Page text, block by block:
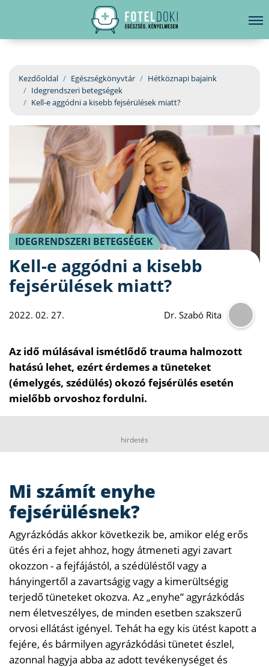
EGÉSZSÉGKÖNYVTÁR
BETEGSÉGKALAUZ
ÜGYELETKERESŐ
ORVOS VÁLASZOL
ORVOSKERESŐ
hirdetés
Kezdőoldal Egészségkönyvtár
Hétköznapi bajaink
Idegrendszeri betegségek
Kell-e aggódni a kisebb fejsérülések miatt?
IDEGRENDSZERI BETEGSÉGEK
Kell-e aggódni a kisebb
fejsérülések miatt?
2022. 02. 27. Dr. Szabó Rita
Az idő múlásával ismétlődő trauma halmozott
hatású lehet, ezért érdemes a tüneteket
(émelygés, szédülés) okozó fejsérülés esetén
mielőbb orvoshoz fordulni.
hirdetés
Mi számít enyhe
fejsérülésnek?
Agyrázkódás akkor következik be, amikor elég erős
ütés éri a fejet ahhoz, hogy átmeneti agyi zavart
okozzon - a fejfájástól, a szédüléstől vagy a
hányingertől a zavartságig vagy a kimerültségig
terjedő tüneteket okozva. Az „enyhe” agyrázkódás
nem életveszélyes, de minden esetben szakszerű
orvosi ellátást igényel. Tehát ha egy kis ütést kapott a
fejére, és bármilyen agyrázkódási tünetet észlel,
azonnal hagyja abba az adott tevékenységet és